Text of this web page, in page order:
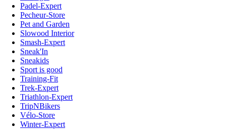
Padel-Expert
Pecheur-Store
Pet and Garden
Slowood Interior
Smash-Expert
Sneak'In
Sneakids
Sport is good
Training-Fit
Trek-Expert
Triathlon-Expert
TripNBikers
Vélo-Store
Winter-Expert